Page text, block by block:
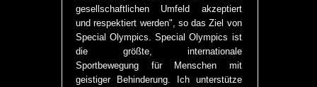
gesellschaftlichen Umfeld akzeptiert
und respektiert werden", so das Ziel von
Special Olympics. Special Olympics ist
die größte, internationale
Sportbewegung für Menschen mit
geistiger Behinderung. Ich unterstütze